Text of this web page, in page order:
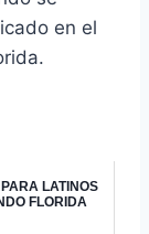
en el
LATINOS
FLORIDA